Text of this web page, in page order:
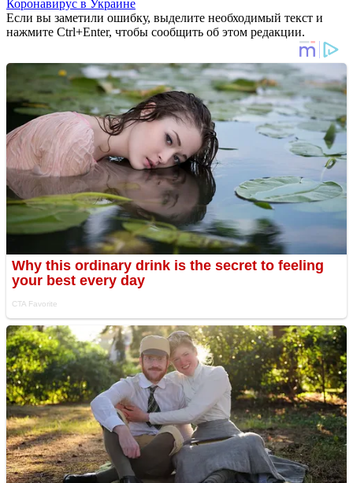
Коронавирус в Украине
Если вы заметили ошибку, выделите необходимый текст и
нажмите Ctrl+Enter, чтобы сообщить об этом редакции.